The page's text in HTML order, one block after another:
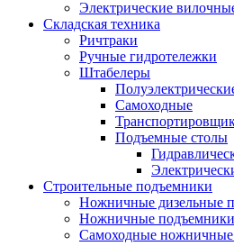
Электрические
Складская техника
Ричтраки
Ручные гидротележки
Штабелеры
Самоходные
Подъемные столы
Строительные подъемники
Ножничные дизельные
Ножничные
Самоходные